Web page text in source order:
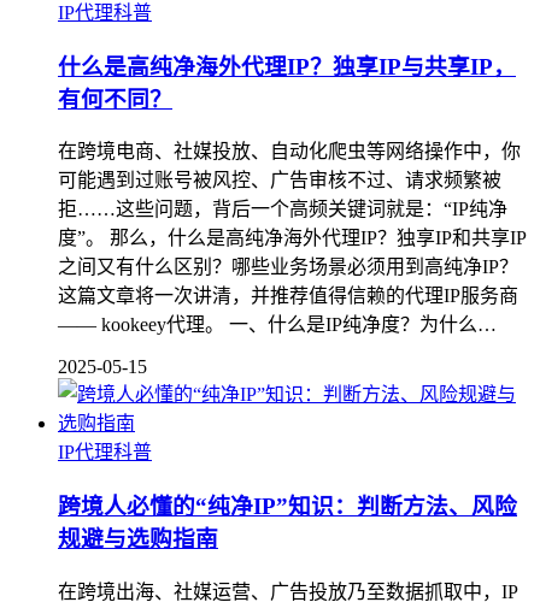
IP代理科普
什么是高纯净海外代理IP？独享IP与共享IP，
有何不同？
在跨境电商、社媒投放、自动化爬虫等网络操作中，你
可能遇到过账号被风控、广告审核不过、请求频繁被
拒……这些问题，背后一个高频关键词就是：“IP纯净
度”。 那么，什么是高纯净海外代理IP？独享IP和共享IP
之间又有什么区别？哪些业务场景必须用到高纯净IP？
这篇文章将一次讲清，并推荐值得信赖的代理IP服务商
—— kookeey代理。 一、什么是IP纯净度？为什么…
2025-05-15
IP代理科普
跨境人必懂的“纯净IP”知识：判断方法、风险
规避与选购指南
在跨境出海、社媒运营、广告投放乃至数据抓取中，IP